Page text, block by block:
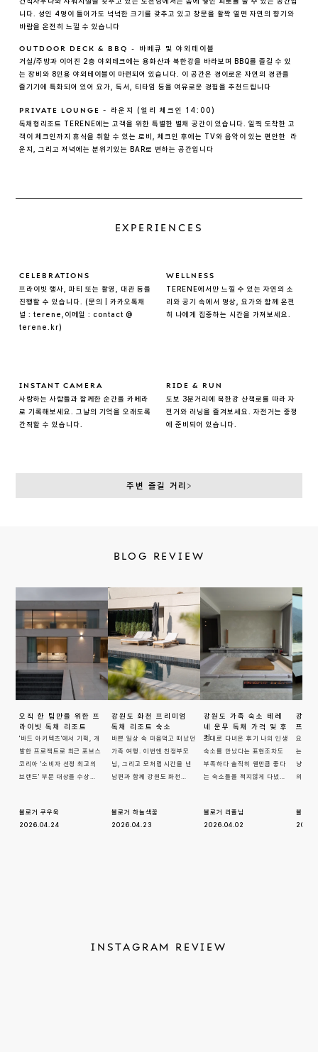
니다. 성인 4명이 들어가도 넉넉한 크기를 갖추고 있고 창문을 활짝 열면 자연의 향기와
바람을 온전히 느낄 수 있습니다
OUTDOOR DECK & BBQ - 바베큐 및 야외테이블
거실/주방과 이어진 2층 야외데크에는 용화산과 북한강을 바라보며 BBQ를 즐길 수 있
는 장비와 8인용 야외테이블이 마련되어 있습니다. 이 공간은 경이로운 자연의 경관을
즐기기에 특화되어 있어 요가, 독서, 티타임 등을 여유로운 경험을 추천드립니다
PRIVATE LOUNGE - 라운지 (얼리 체크인 14:00)
독채형리조트 TERENE에는 고객을 위한 특별한 별채 공간이 있습니다. 일찍 도착한 고
객이 체크인까지 휴식을 취할 수 있는 로비, 체크인 후에는 TV와 음악이 있는 편안한  라
운지, 그리고 저녁에는 분위기있는 BAR로 변하는 공간입니다
EXPERIENCES
CELEBRATIONS
프라이빗 행사, 파티 또는 촬영, 대관 등을
진행할 수 있습니다. (문의 | 카카오톡채
널 : terene,이메일 : contact @
terene.kr)
WELLNESS
TERENE에서만 느낄 수 있는 자연의 소
리와 공기 속에서 명상, 요가와 함께 온전
히 나에게 집중하는 시간을 가져보세요.
INSTANT CAMERA
사랑하는 사람들과 함께한 순간을 카메라
로 기록해보세요. 그날의 기억을 오래도록
간직할 수 있습니다.
RIDE & RUN
도보 3분거리에 북한강 산책로를 따라 자
전거와 러닝을 즐겨보세요. 자전거는 중정
에 준비되어 있습니다.
주변 즐길 거리
BLOG REVIEW
오직 한 팀만을 위한 프
라이빗 독채 리조트
'바드 아키텍츠'에서 기획, 개
발한 프로젝트로 최근 포브스
코리아 '소비자 선정 최고의
브랜드' 부문 대상을 수상…
블로거 쿠우욱
2026.04.24
강원도 화천 프리미엄
독채 리조트 숙소
바쁜 일상 속 마음먹고 떠났던
가족 여행. 이번엔 친정부모
님, 그리고 모처럼 시간을 낸
남편과 함께 강원도 화천…
블로거 하늘색꿈
2026.04.23
초대로 다녀온 후기 나의 인생
숙소를 만났다는 표현조차도
부족하다 솔직히 웬만큼 좋다
는 숙소들을 적지않게 다녔…
강원도 가족 숙소 테레
네 운무 독채 가격 및 후
기
블로거 리플님
2026.04.02
요즘
는 차
냥 머
의 소
강원
프라
블로거
INSTAGRAM REVIEW